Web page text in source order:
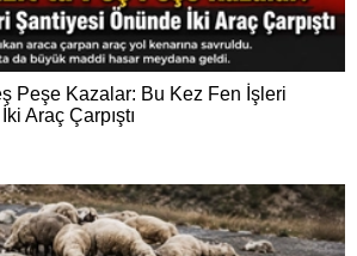
Peşe Kazalar: Bu Kez Fen İşleri
Araç Çarpıştı